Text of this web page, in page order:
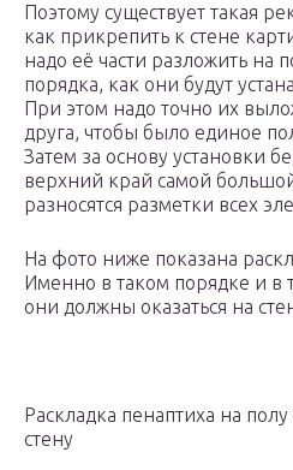
Поэтому существует такая
как прикрепить к стене
надо её части разложить на
порядка, как они будут
При этом надо точно их
друга, чтобы было единое
Затем за основу установки
верхний край самой
разносятся разметки всех
На фото ниже показана
Именно в таком порядке и в
они должны оказаться на
Раскладка пенаптиха на
стену